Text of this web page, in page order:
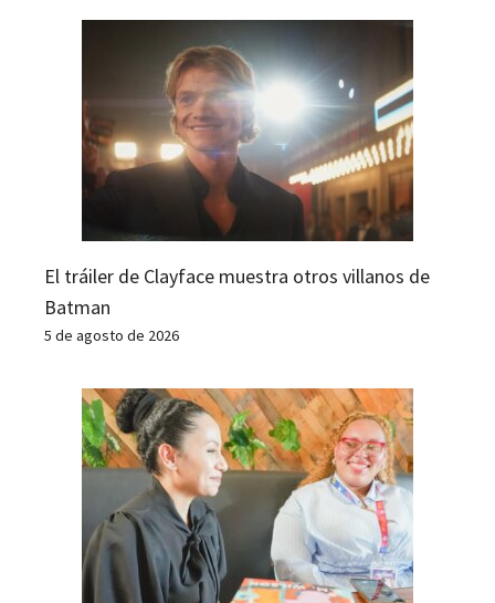
El tráiler de Clayface muestra otros villanos de
Batman
5 de agosto de 2026